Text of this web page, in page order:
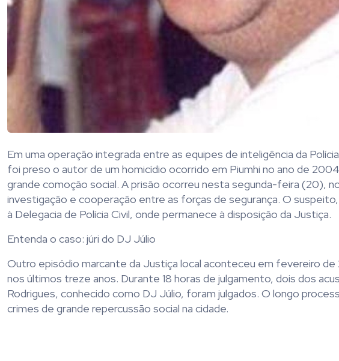
Em uma operação integrada entre as equipes de inteligência da
foi preso o autor de um homicídio ocorrido em Piumhi no ano de
grande comoção social. A prisão ocorreu nesta segunda-feira (20),
investigação e cooperação entre as forças de segurança. O
à Delegacia de Polícia Civil, onde permanece à disposição da Justiça.
Entenda o caso: júri do DJ Júlio
Outro episódio marcante da Justiça local aconteceu em fevereiro de
nos últimos treze anos. Durante 18 horas de julgamento, dois dos
Rodrigues, conhecido como DJ Júlio, foram julgados. O longo
crimes de grande repercussão social na cidade.